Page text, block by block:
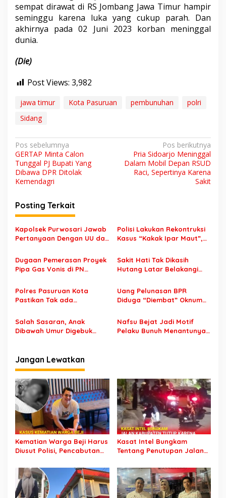
sempat dirawat di RS Jombang Jawa Timur hampir
seminggu karena luka yang cukup parah. Dan
akhirnya pada 02 Juni 2023 korban meninggal
dunia.
(Die)
Post Views: 3,982
jawa timur Kota Pasuruan pembunuhan
polri
Sidang
N
a
v
i
g
a
s
i
p
o
s
Pos sebelumnya
GERTAP Minta Calon
Tunggal PJ Bupati Yang
Dibawa DPR Ditolak
Kemendagri
Pos berikutnya
Pria Sidoarjo Meninggal
Dalam Mobil Depan RSUD
Raci, Sepertinya Karena
Sakit
Posting Terkait
Kapolsek Purwosari Jawab
Pertanyaan Dengan UU dan
Yang Dikecualikan,
Tepatkah Isinya?
Polisi Lakukan Rekontruksi
Kasus “Kakak Ipar Maut”,
Dibuang di Pasuruan
Dugaan Pemerasan Proyek
Pipa Gas Vonis di PN
Pikir Pikir
Sakit Hati Tak Dikasih
Hutang Latar Belakangi
Pelaku Dibekuk Polisi
Polres Pasuruan Kota
Pastikan Tak ada
Kecelakaan yang
Korbannya Meninggal
Uang Pelunasan BPR
Diduga “Diembat” Oknum
Itikad Baiknya
Salah Sasaran, Anak
Dibawah Umur Digebuk
Nafsu Bejat Jadi Motif
Pelaku Bunuh Menantunya
Jangan Lewatkan
Kematian Warga Beji Harus
Diusut Polisi, Pencabutan
Autopsi Bukan Alasan
Kasat Intel Bungkam
Tentang Penutupan Jalan
Wonorejo